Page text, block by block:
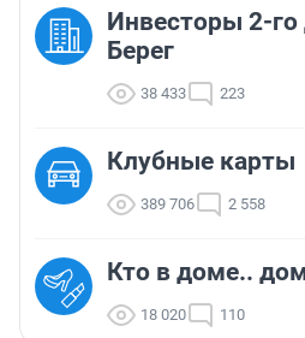
Инвесторы 2-
Берег
38 433 223
Клубные карты
389 706 2 558
Кто в доме..
18 020 110